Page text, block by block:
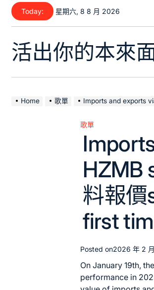
Skip
content
Today: 星期六, 8 8 月 2026
活出你的本來
Home 歌單 Imports and exports via
Posted
歌單
HZMB
料報價
first
Posted on2026 年 2
On January 19th,
performance in